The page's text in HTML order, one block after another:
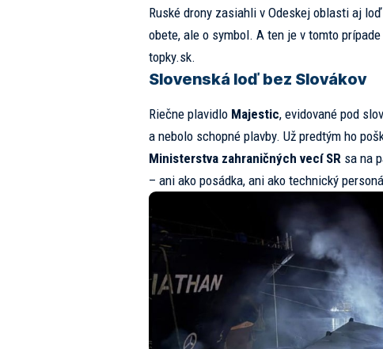
Ruské drony zasiahli v Odeskej oblasti aj
obete, ale o symbol. A ten je v tomto
topky.sk.
Slovenská loď bez Slovákov
Riečne plavidlo Majestic, evidované pod
a nebolo schopné plavby. Už predtým ho
Ministerstva zahraničných vecí SR sa na
– ani ako posádka, ani ako technický